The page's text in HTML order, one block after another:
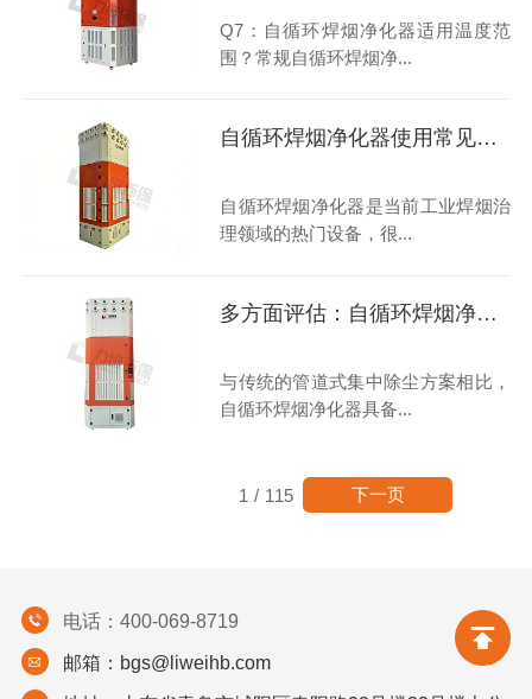
Q7：自循环焊烟净化器适用温度范
围？常规自循环焊烟净...
自循环焊烟净化器使用常见问题解答
自循环焊烟净化器是当前工业焊烟治
理领域的热门设备，很...
多方面评估：自循环焊烟净化器的优势与挑战
与传统的管道式集中除尘方案相比，
自循环焊烟净化器具备...
1 / 115 下一页
电话：400-069-8719
邮箱：bgs@liweihb.com